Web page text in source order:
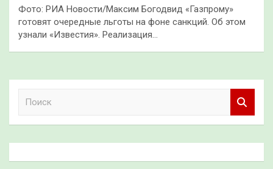
Фото: РИА Новости/Максим Богодвид «Газпрому»
готовят очередные льготы на фоне санкций. Об этом
узнали «Известия». Реализация…
к